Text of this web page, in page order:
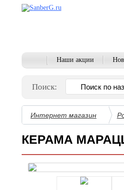
Наши акции
Поиск:
Интернет магазин
КЕРАМА